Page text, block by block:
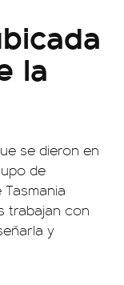
la
se dieron en
de
trabajan con
y